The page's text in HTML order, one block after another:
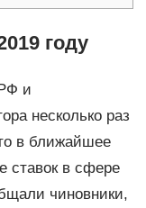
году
и
несколько раз
в ближайшее
ставок в сфере
чиновники,